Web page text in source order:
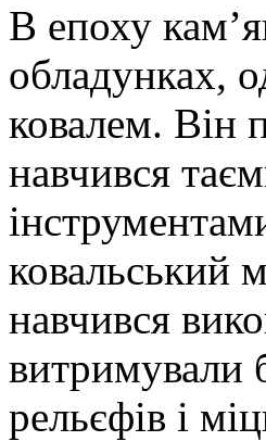
В епоху
обладунках,
ковалем. Він
навчився
ковальський
навчився
витримували
рельєфів і